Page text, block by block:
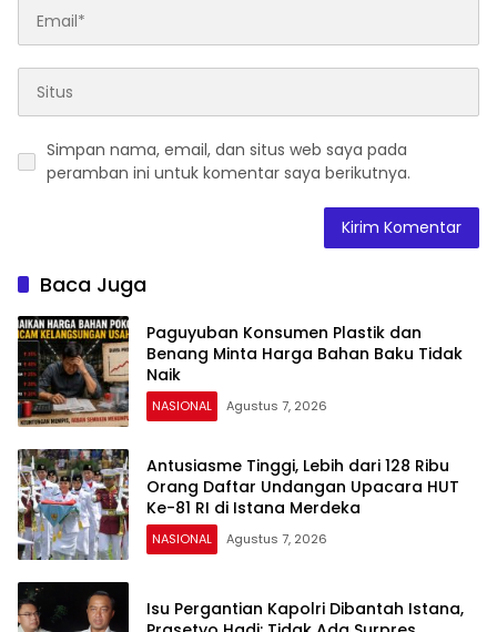
Simpan nama, email, dan situs web saya pada
peramban ini untuk komentar saya berikutnya.
Baca Juga
Paguyuban Konsumen Plastik dan
Benang Minta Harga Bahan Baku Tidak
Naik
NASIONAL Agustus 7, 2026
Antusiasme Tinggi, Lebih dari 128 Ribu
Orang Daftar Undangan Upacara HUT
Ke-81 RI di Istana Merdeka
NASIONAL Agustus 7, 2026
Isu Pergantian Kapolri Dibantah Istana,